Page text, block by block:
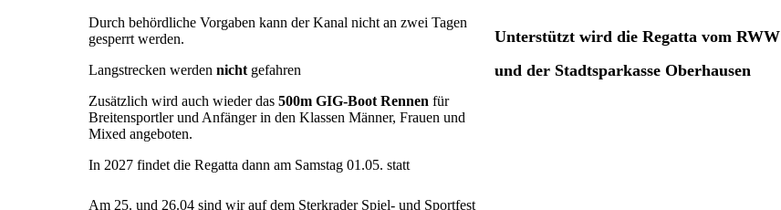
Durch behördliche Vorgaben kann der Kanal nicht an zwei Tagen
gesperrt werden.
Langstrecken werden nicht gefahren
Zusätzlich wird auch wieder das 500m GIG-Boot Rennen für
Breitensportler und Anfänger in den Klassen Männer, Frauen und
Mixed angeboten.
In 2027 findet die Regatta dann am Samstag 01.05. statt
Unterstützt wird die Regatta vom RWW
und der Stadtsparkasse Oberhausen
Am 25. und 26.04 sind wir auf dem Sterkrader Spiel- und Sportfest